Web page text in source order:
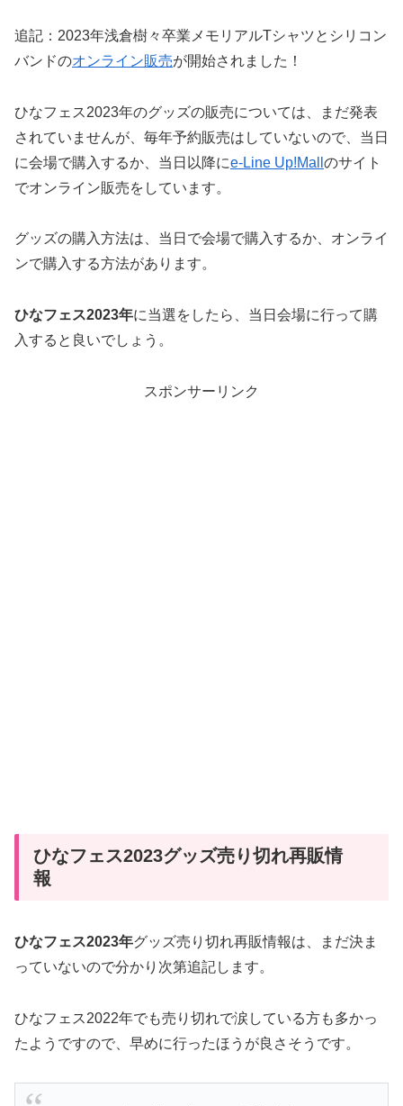
追記：2023年浅倉樹々卒業メモリアルTシャツとシリコン
バンドのオンライン販売が開始されました！
ひなフェス2023年のグッズの販売については、まだ発表
されていませんが、毎年予約販売はしていないので、当日
に会場で購入するか、当日以降にe-Line Up!Mall のサイト
でオンライン販売をしています。
グッズの購入方法は、当日で会場で購入するか、オンライ
ンで購入する方法があります。
ひなフェス2023年に当選をしたら、当日会場に行って購
入すると良いでしょう。
スポンサーリンク
ひなフェス2023グッズ売り切れ再販情
報
ひなフェス2023年グッズ売り切れ再販情報は、まだ決ま
っていないので分かり次第追記します。
ひなフェス2022年でも売り切れで涙している方も多かっ
たようですので、早めに行ったほうが良さそうです。